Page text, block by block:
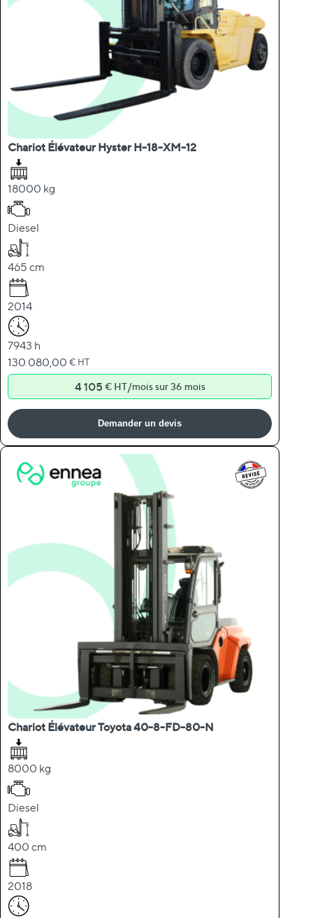
Chariot Élévateur Hyster H-18-XM-12
18000 kg
Diesel
465 cm
2014
7943 h
130 080,00 € HT
4 105 € HT/mois sur 36 mois
Demander un devis
Chariot Élévateur Toyota 40-8-FD-80-N
8000 kg
Diesel
400 cm
2018